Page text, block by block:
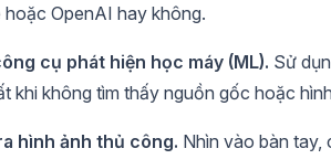
hoặc OpenAI hay không.
cụ phát hiện học máy (ML). Sử
khi không tìm thấy nguồn gốc hoặc
hình ảnh thủ công. Nhìn vào bàn tay,